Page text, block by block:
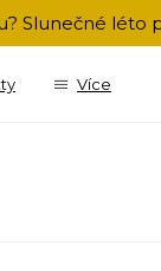
Slunečné léto
Více